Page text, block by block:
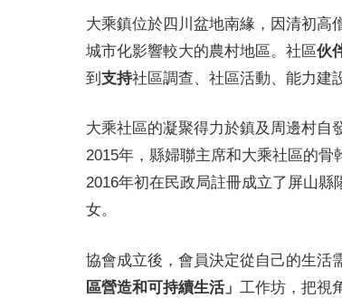
大乘鎮位於四川盆地南緣，因清初高
城市化影響較大的農村地區。社區伙
到 支持社區調查、社區活動、能力建
大乘社區的凝聚得力於鎮及周邊村自
2015年，縣婦聯主席和大乘社區的骨
2016年初在民政局註冊成立了屏山
女。
協會成立後，會員決定從自己的生活
區營造和可持續生活」 工作坊，把視